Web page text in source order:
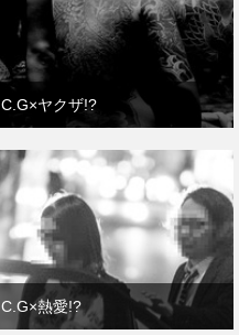
C.G×ヤクザ!?
C.G×熱愛!?